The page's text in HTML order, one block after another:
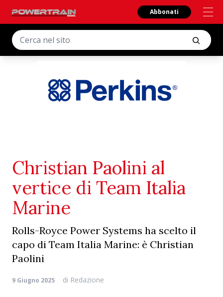
Abbonati
Christian Paolini al
vertice di Team Italia
Marine
Rolls-Royce Power Systems ha scelto il
capo di Team Italia Marine: è Christian
Paolini
9 Giugno 2025 di Redazione